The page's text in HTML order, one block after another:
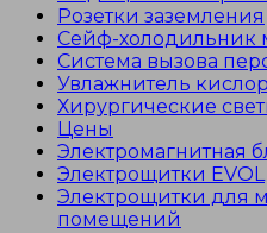
Розетки заземления
Сейф-холодильник
Система вызова
Увлажнитель
Хирургические
Цены
Электромагнитная
Электрощитки EVOL
Электрощитки для
помещений